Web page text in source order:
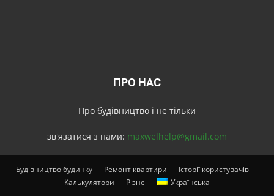
ПРО НАС
Про будівництво і не тільки
зв'язатися з нами: maxwelhelp@gmail.com
Будівництво будинку Ремонт квартири
Історії користувачів
Калькулятори
Різне Українська